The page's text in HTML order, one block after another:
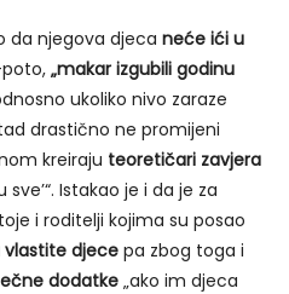
da njegova djeca neće ići u
„makar izgubili godinu
ukoliko nivo zaraze
drastično ne promijeni
kreiraju teoretičari zavjera
sve’“. Istakao je i da je za
i roditelji kojima su posao
vlastite djece pa zbog toga i
dodatke„ako im djeca